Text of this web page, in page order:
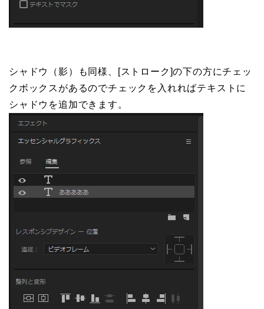
シャドウ（影）も同様、[ストローク]の下の方にチェッ
クボックスがあるのでチェックを入れればテキストに
シャドウを追加できます。